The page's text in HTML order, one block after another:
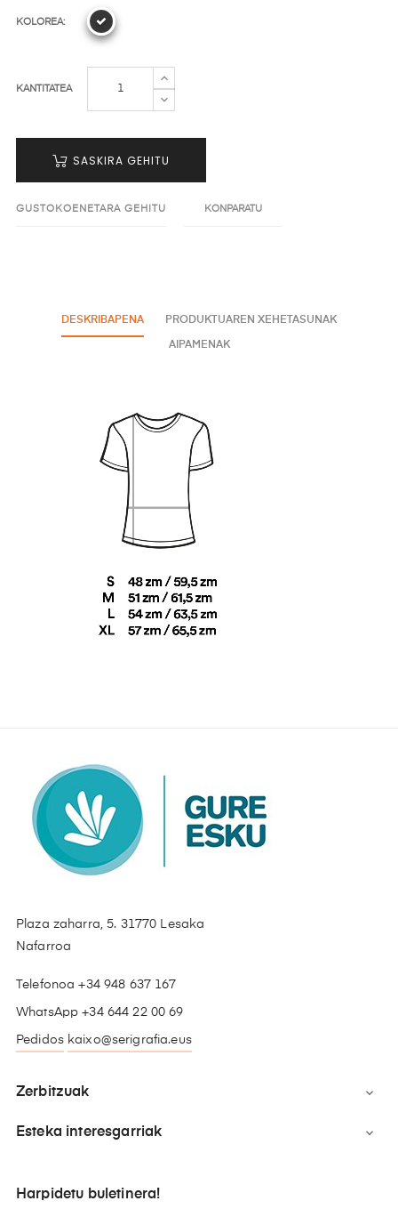
KOLOREA:
KANTITATEA
SASKIRA GEHITU
GUSTOKOENETARA GEHITU KONPARATU
DESKRIBAPENA PRODUKTUAREN XEHETASUNAK
AIPAMENAK
Plaza zaharra, 5. 31770 Lesaka
Nafarroa
Telefonoa +34 948 637 167
WhatsApp +34 644 22 00 69
Pedidos kaixo@serigrafia.eus
Zerbitzuak 
Esteka interesgarriak 
Harpidetu buletinera!